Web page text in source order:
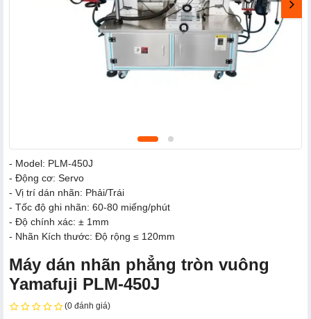
- Model: PLM-450J
- Động cơ: Servo
- Vị trí dán nhãn: Phải/Trái
- Tốc độ ghi nhãn: 60-80 miếng/phút
- Độ chính xác: ± 1mm
- Nhãn Kích thước: Độ rộng ≤ 120mm
Máy dán nhãn phẳng tròn vuông
Yamafuji PLM-450J
(0 đánh giá)